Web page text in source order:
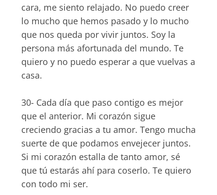
cara, me siento relajado. No puedo creer
lo mucho que hemos pasado y lo mucho
que nos queda por vivir juntos. Soy la
persona más afortunada del mundo. Te
quiero y no puedo esperar a que vuelvas a
casa.
30- Cada día que paso contigo es mejor
que el anterior. Mi corazón sigue
creciendo gracias a tu amor. Tengo mucha
suerte de que podamos envejecer juntos.
Si mi corazón estalla de tanto amor, sé
que tú estarás ahí para coserlo. Te quiero
con todo mi ser.